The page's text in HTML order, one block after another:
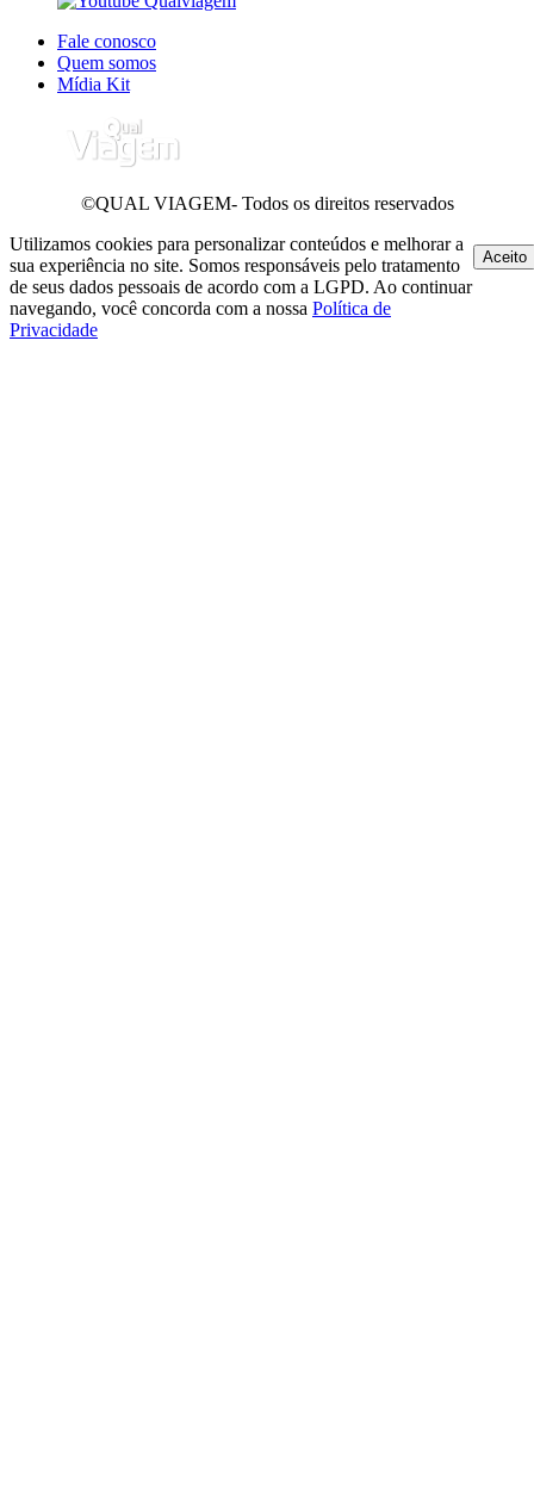
Fale conosco
Quem somos
Mídia Kit
©QUAL VIAGEM- Todos os direitos reservados
Utilizamos cookies para personalizar conteúdos e melhorar a
sua experiência no site. Somos responsáveis pelo tratamento
de seus dados pessoais de acordo com a LGPD. Ao continuar
navegando, você concorda com a nossa Política de
Privacidade
Aceito